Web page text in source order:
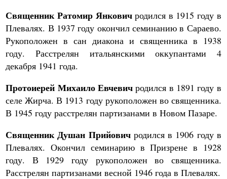
Священник Ратомир Янковичродился в 1915 году в
Плевалях. В 1937 году окончил семинанию в Сараево.
Рукоположен в сан диакона и священника в 1938
году. Расстрелян итальянскими оккупантами 4
декабря 1941 года.
Протоиерей Михаило Евчевичродился в 1891 году в
селе Жирча. В 1913 году рукоположен во священника.
В 1945 году расстрелян партизанами в Новом Пазаре.
Священник Душан Прийовичродился в 1906 году в
Плевалях. Окончил семинарию в Призрене в 1928
году. В 1929 году рукоположен во священника.
Расстрелян партизанами весной 1946 года в Плевалях.